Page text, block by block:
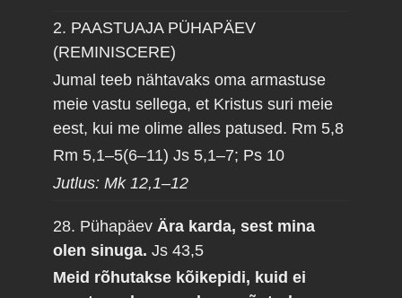
2. PAASTUAJA PÜHAPÄEV
(REMINISCERE)
Jumal teeb nähtavaks oma armastuse
meie vastu sellega, et Kristus suri meie
eest, kui me olime alles patused. Rm 5,8
Rm 5,1–5(6–11) Js 5,1–7; Ps 10
Jutlus: Mk 12,1–12
28. Pühapäev Ära karda, sest mina
olen sinuga.Js 43,5
Meid rõhutakse kõikepidi, kuid ei